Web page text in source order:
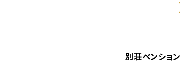
別荘ペンション